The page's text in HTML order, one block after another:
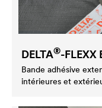
DELTA®-FLEXX
Bande adhésive
intérieures et